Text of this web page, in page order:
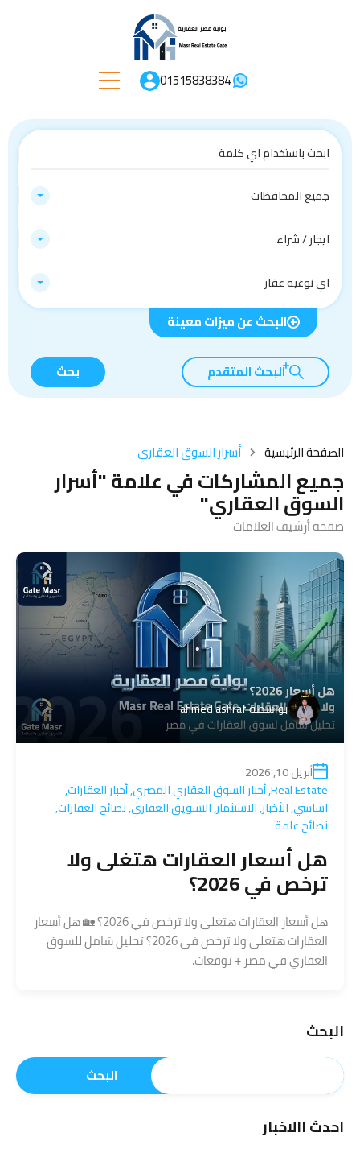
01515838384
جميع المحافظات
ايجار / شراء
اي نوعيه عقار
البحث عن ميزات معينة
البحث المتقدم بحث
الصفحة الرئيسية أسرار السوق العقاري
جميع المشاركات في علامة "أسرار
السوق العقاري"
صفحة أرشيف العلامات
بواسطةahmed ashraf
أبريل 10, 2026
Real Estate
,أخبار السوق العقاري المصري,أخبار العقارات,
اساسي,الأخبار,الاستثمار,التسويق العقاري,نصائح العقارات,
نصائح عامة
هل أسعار العقارات هتغلى ولا
ترخص في 2026؟
هل أسعار العقارات هتغلى ولا ترخص في 2026؟ 🏡 هل أسعار
العقارات هتغلى ولا ترخص في 2026؟ تحليل شامل للسوق
العقاري في مصر + توقعات.
البحث
البحث
احدث االاخبار